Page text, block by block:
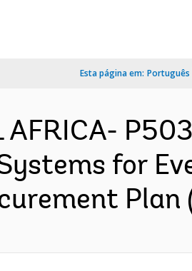
Esta página em: Português
AFRICA-
for
Plan